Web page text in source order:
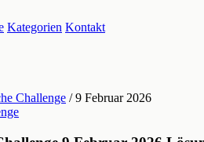
Kategorien Kontakt
Challenge / 9 Februar 2026